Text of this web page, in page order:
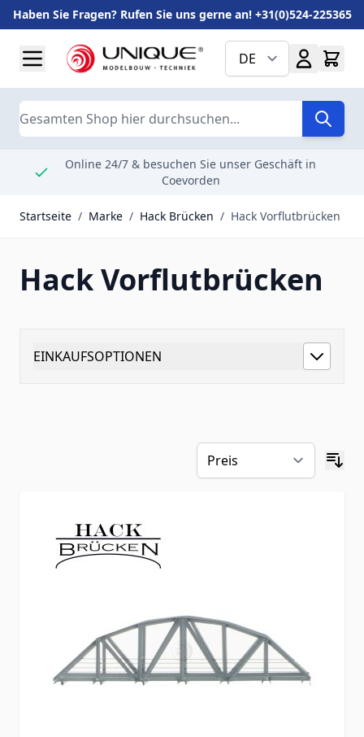
Haben Sie Fragen? Rufen Sie uns gerne an! +31(0)524-225365
DE
Suche
Online 24/7 & besuchen Sie unser Geschäft in
Coevorden
Startseite / Marke / Hack Brücken / Hack Vorflutbrücken
Hack Vorflutbrücken
EINKAUFSOPTIONEN